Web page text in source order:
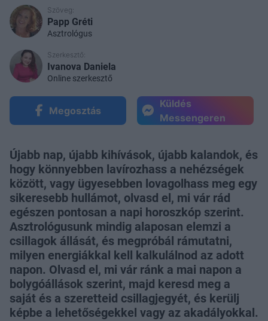
Szöveg:
Papp Gréti
Asztrológus
Szerkesztő:
Ivanova Daniela
Online szerkesztő
Megosztás
Küldés
Messengeren
Újabb nap, újabb kihívások, újabb kalandok, és
hogy könnyebben lavírozhass a nehézségek
között, vagy ügyesebben lovagolhass meg egy
sikeresebb hullámot, olvasd el, mi vár rád
egészen pontosan a napi horoszkóp szerint.
Asztrológusunk mindig alaposan elemzi a
csillagok állását, és megpróbál rámutatni,
milyen energiákkal kell kalkulálnod az adott
napon. Olvasd el, mi vár ránk a mai napon a
bolygóállások szerint, majd keresd meg a
saját és a szeretteid csillagjegyét, és kerülj
képbe a lehetőségekkel vagy az akadályokkal.